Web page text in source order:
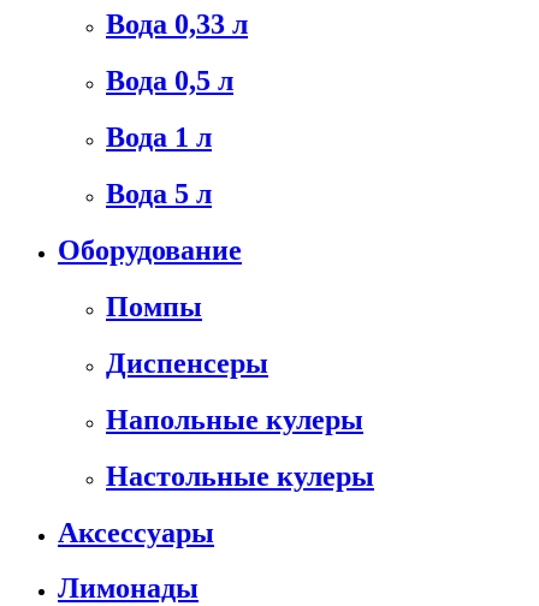
Вода 0,33 л
Вода 0,5 л
Вода 1 л
Вода 5 л
Оборудование
Помпы
Диспенсеры
Напольные кулеры
Настольные кулеры
Аксессуары
Лимонады